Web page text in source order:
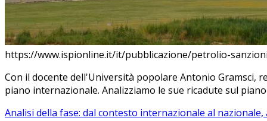
https://www.ispionline.it/it/pubblicazione/petrolio-
Con il docente dell'Università popolare Antonio Gramsci,
piano internazionale. Analizziamo le sue ricadute sul
Analisi della fase: dal contesto internazionale al